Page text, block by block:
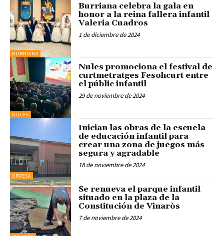
BURRIANA
Burriana celebra la gala en
honor a la reina fallera infantil
Valeria Cuadros
1 de diciembre de 2024
NULES
Nules promociona el festival de
curtmetratges Fesohcurt entre
el públic infantil
29 de noviembre de 2024
ORPESA
Inician las obras de la escuela
de educación infantil para
crear una zona de juegos más
segura y agradable
18 de noviembre de 2024
Se renueva el parque infantil
situado en la plaza de la
Constitución de Vinaròs
7 de noviembre de 2024